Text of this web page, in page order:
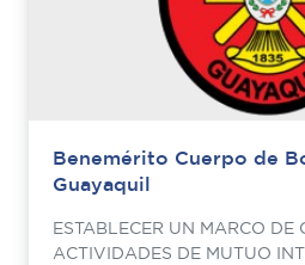
Benemérito Cuerpo de
Guayaquil
ESTABLECER UN MARCO
ACTIVIDADES DE MUTUO